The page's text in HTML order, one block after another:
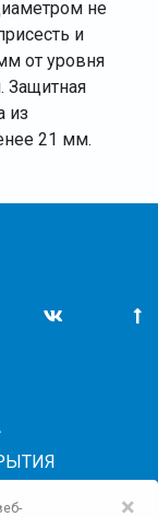
не
и
от уровня
Защитная
из
21 мм.
ПАРКОВОЕ×